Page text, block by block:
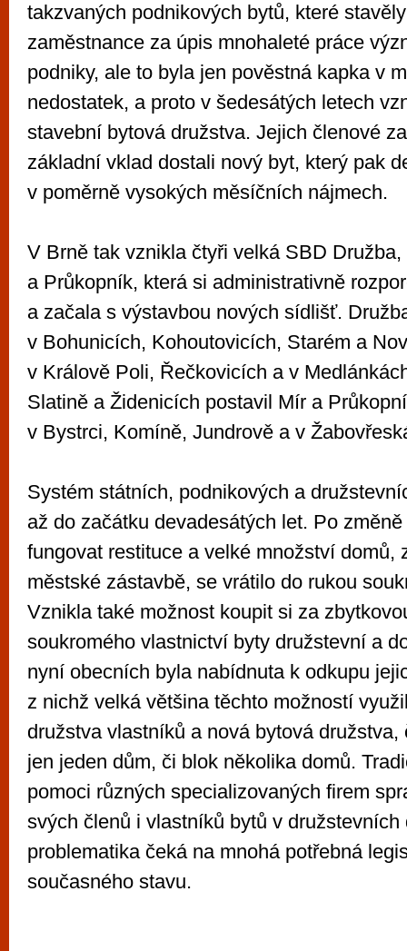
takzvaných podnikových bytů, které
zaměstnance za úpis mnohaleté práce
podniky, ale to byla jen pověstná kapka v
nedostatek, a proto v šedesátých letech
stavební bytová družstva. Jejich členové
základní vklad dostali nový byt, který pak
v poměrně vysokých měsíčních nájmech.
V Brně tak vznikla čtyři velká SBD
a Průkopník, která si administrativně
a začala s výstavbou nových sídlišť.
v Bohunicích, Kohoutovicích, Starém a
v Králově Poli, Řečkovicích a v
Slatině a Židenicích postavil Mír a
v Bystrci, Komíně, Jundrově a v
Systém státních, podnikových a
až do začátku devadesátých let. Po
fungovat restituce a velké množství domů,
městské zástavbě, se vrátilo do rukou
Vznikla také možnost koupit si za
soukromého vlastnictví byty družstevní a
nyní obecních byla nabídnuta k odkupu
z nichž velká většina těchto možností
družstva vlastníků a nová bytová
jen jeden dům, či blok několika domů.
pomoci různých specializovaných firem
svých členů i vlastníků bytů v družstevních
problematika čeká na mnohá potřebná
současného stavu.